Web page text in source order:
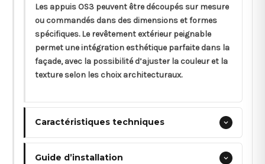
Les appuis OS3 peuvent être découpés sur mesure
ou commandés dans des dimensions et formes
spécifiques. Le revêtement extérieur peignable
permet une intégration esthétique parfaite dans la
façade, avec la possibilité d’ajuster la couleur et la
texture selon les choix architecturaux.
Caractéristiques techniques
Guide d’installation